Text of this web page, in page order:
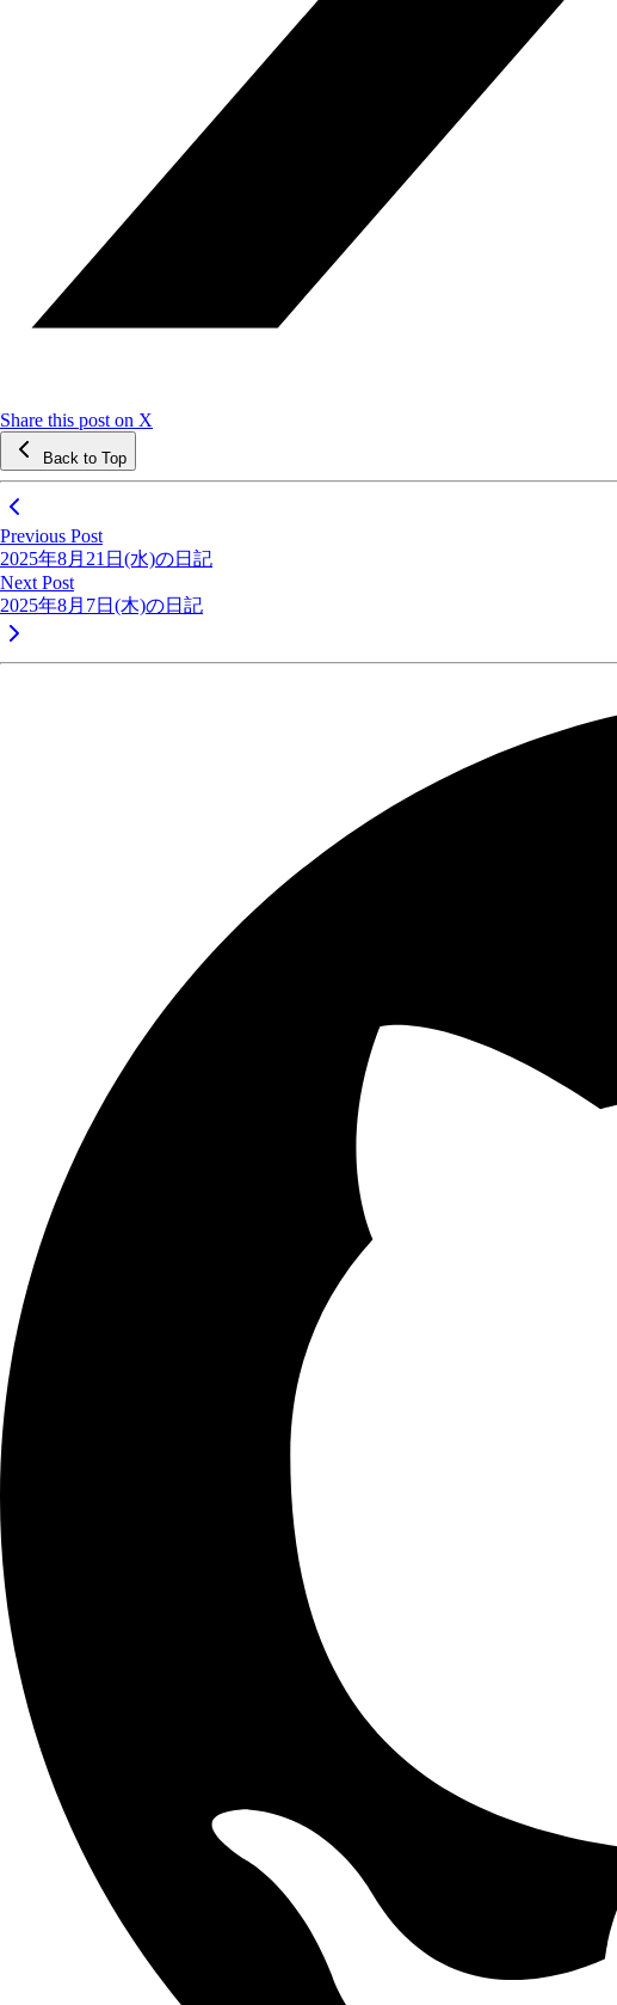
Share this post on X
Back to Top
Previous Post
2025年8月21日(水)の日記
Next Post
2025年8月7日(木)の日記